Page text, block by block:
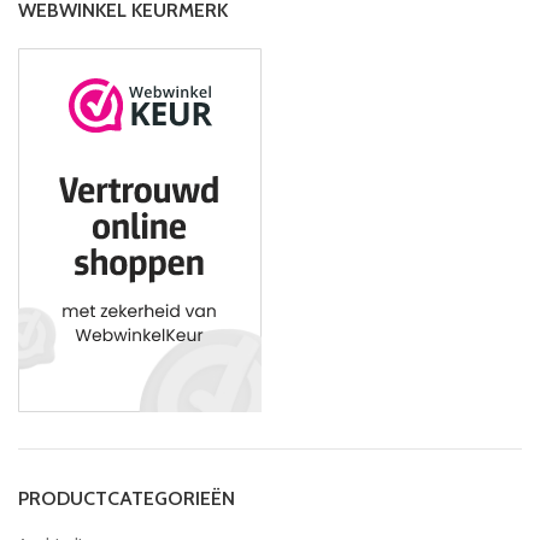
WEBWINKEL KEURMERK
PRODUCTCATEGORIEËN